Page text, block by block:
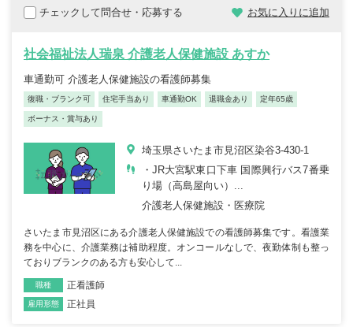
チェックして問合せ・応募する お気に入りに追加
社会福祉法人瑞泉 介護老人保健施設 あすか
車通勤可 介護老人保健施設の看護師募集
復職・ブランク可 住宅手当あり 車通勤OK 退職金あり 定年65歳
ボーナス・賞与あり
埼玉県さいたま市見沼区染谷3-430-1
・JR大宮駅東口下車 国際興行バス7番乗
り場（高島屋向い）...
介護老人保健施設・医療院
さいたま市見沼区にある介護老人保健施設での看護師募集です。看護業
務を中心に、介護業務は補助程度。オンコールなしで、夜勤体制も整っ
ておりブランクのある方も安心して...
職種 正看護師
雇用形態 正社員